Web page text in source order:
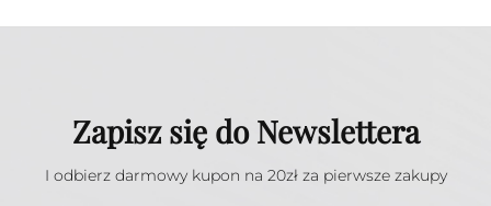
Zapisz się do Newslettera
I odbierz darmowy kupon na 20zł za pierwsze zakupy